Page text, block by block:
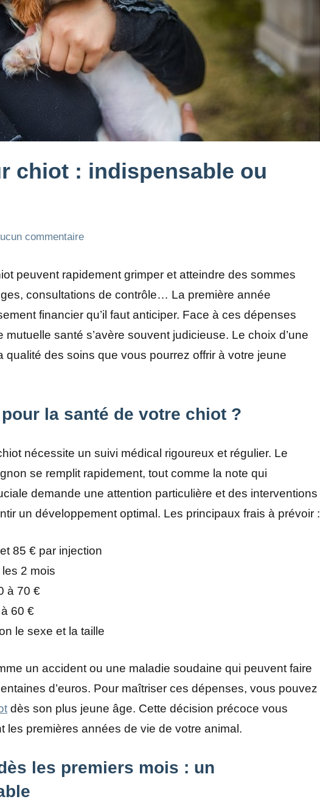
chiot : indispensable ou
commentaire
peuvent rapidement grimper et atteindre des sommes
consultations de contrôle… La première année
financier qu’il faut anticiper. Face à ces dépenses
mutuelle santé s’avère souvent judicieuse. Le choix d’une
qualité des soins que vous pourrez offrir à votre jeune
la santé de votre chiot ?
nécessite un suivi médical rigoureux et régulier. Le
se remplit rapidement, tout comme la note qui
demande une attention particulière et des interventions
un développement optimal. Les principaux frais à prévoir :
85 € par injection
2 mois
à 70 €
60 €
le sexe et la taille
un accident ou une maladie soudaine qui peuvent faire
d’euros. Pour maîtriser ces dépenses, vous pouvez
dès son plus jeune âge. Cette décision précoce vous
les premières années de vie de votre animal.
les premiers mois : un